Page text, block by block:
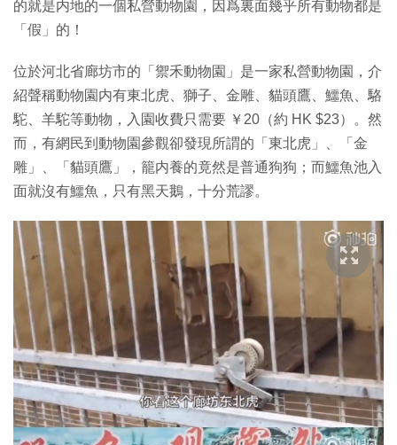
的就是内地的一個私營動物園，因爲裏面幾乎所有動物都是
「假」的！
位於河北省廊坊市的「禦禾動物園」是一家私營動物園，介
紹聲稱動物園内有東北虎、獅子、金雕、貓頭鷹、鱷魚、駱
駝、羊駝等動物，入園收費只需要 ￥20（約 HK $23）。然
而，有網民到動物園參觀卻發現所謂的「東北虎」、「金
雕」、「貓頭鷹」，籠内養的竟然是普通狗狗；而鱷魚池入
面就沒有鱷魚，只有黑天鵝，十分荒謬。